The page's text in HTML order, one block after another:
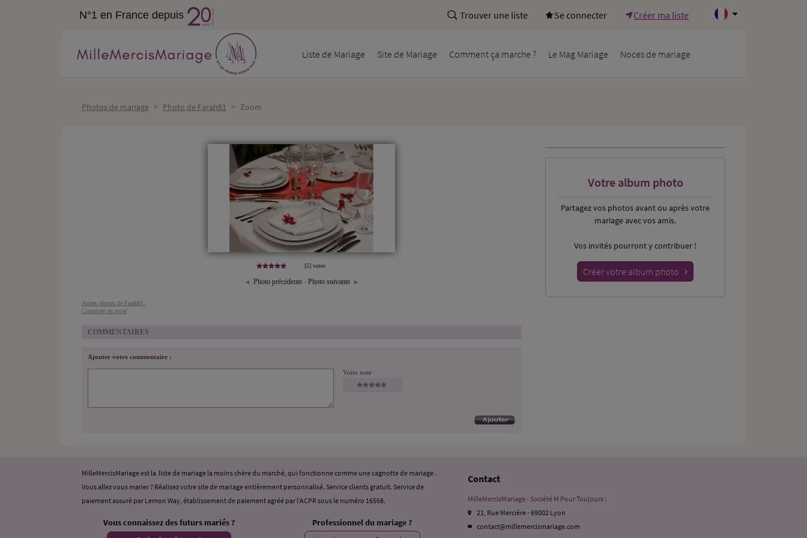
N°1 en France depuis Trouver une liste Se connecter Créer ma liste
Liste de Mariage Site de Mariage Comment ça marche ? Le Mag Mariage Noces de mariage
Photos de mariage > Photo de Farah81 > Zoom
[5] votes
Photo précédente- Photo suivante
Autres photos de Farah81.
Contacter en privé
COMMENTAIRES
Ajouter votre commentaire :
Votre note :
Votre album photo
Partagez vos photosavant ou après votre
mariage avec vos amis.
Vos invités pourront y contribuer !
Créer votre album photo
MilleMercisMariage est la liste de mariage la moins chère du marché, qui fonctionne comme une cagnotte de mariage .
Vous allez vous marier ? Réalisez votre site de mariage entièrement personnalisé. Service clients gratuit. Service de
paiement assuré par Lemon Way, établissement de paiement agréé par l’ACPR sous le numéro 16568.
Vous connaissez des futurs mariés ? Professionnel du mariage ?
Contact
MilleMercisMariage - Société M Pour Toujours :
21, Rue Mercière - 69002 Lyon
contact@millemercismariage.com